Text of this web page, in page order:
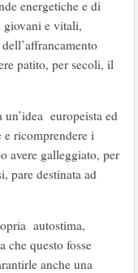
energetiche e di
giovani e vitali,
patito, per secoli, il
un’idea europeista ed
e ricomprendere i
avere galleggiato, per
pare destinata ad
autostima,
che questo fosse
anche una